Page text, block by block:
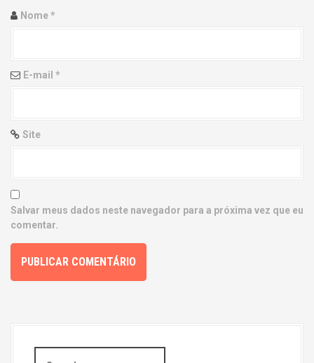
i
n
Nome*
E-mail *
Site
Salvar meus dados neste navegador para a próxima vez que eu
comentar.